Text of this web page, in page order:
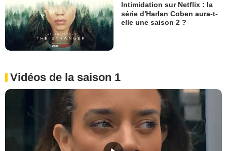
Intimidation sur Netflix : la
série d'Harlan Coben aura-t-
elle une saison 2 ?
Vidéos de la saison 1